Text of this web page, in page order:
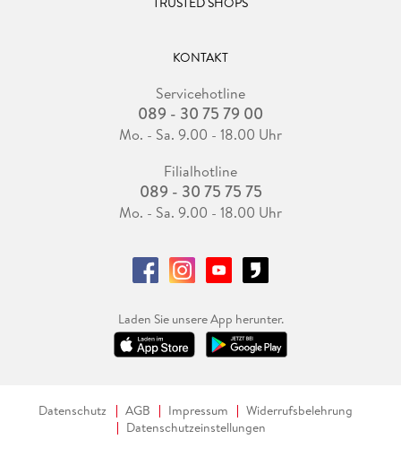
KONTAKT
Servicehotline
089 - 30 75 79 00
Mo. - Sa. 9.00 - 18.00 Uhr
Filialhotline
089 - 30 75 75 75
Mo. - Sa. 9.00 - 18.00 Uhr
Laden Sie unsere App herunter.
Datenschutz AGB Impressum
Widerrufsbelehrung
Datenschutzeinstellungen